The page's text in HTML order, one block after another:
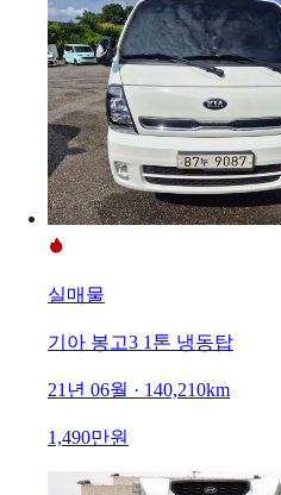
실매물
기아 봉고3 1톤 냉동탑
21년 06월 · 140,210km
1,490만원